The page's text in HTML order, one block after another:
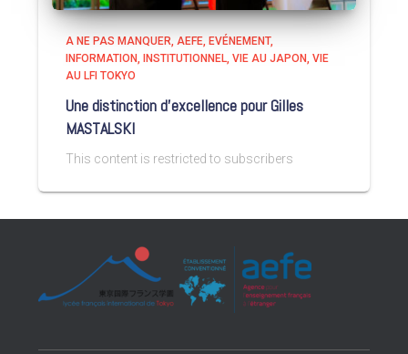
A NE PAS MANQUER AEFE EVÉNEMENT
INFORMATION
INSTITUTIONNEL VIE AU JAPON VIE
AU LFI TOKYO
Une distinction d’excellence pour Gilles
MASTALSKI
This content is restricted to subscribers